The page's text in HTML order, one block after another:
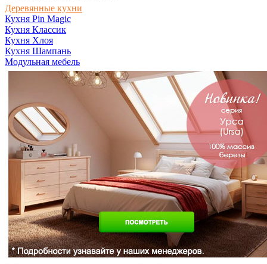
Деревянные кухни
Кухня Pin Magic
Кухня Классик
Кухня Хлоя
Кухня Шампань
Модульная мебель